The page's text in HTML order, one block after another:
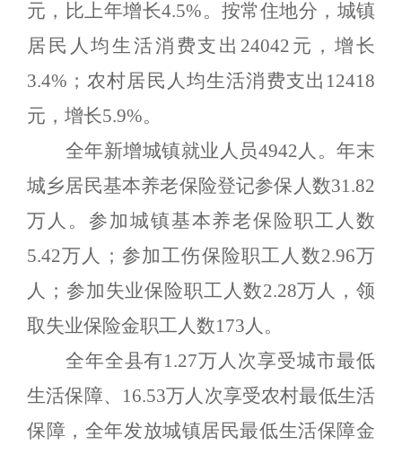
元，比上年增长4.5%。 按常住地分， 城镇
居民人均生活消费支出 24042 元，增长
3.4% ；农村居民人均生活消费支出 12418
元，增长5.9%。
全年新增城镇就业人员4942人。年末
城乡居民基本养老保险登记参保人数31.82
万人。参加城镇基本养老保险职工人数
5.42万人；参加工伤保险职工人数2.96万
人；参加失业保险职工人数2.28万人，领
取失业保险金职工人数173人。
全年全县有1.27万人次享受城市最低
生活保障、 16.53万人次享受农村最低生活
保障，全年发放城镇居民最低生活保障金